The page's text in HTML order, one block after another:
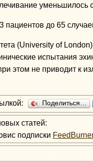
уменьшилось
до 65
(University of
испытания
этом не приводит к
Поделиться…
статей:
подписки